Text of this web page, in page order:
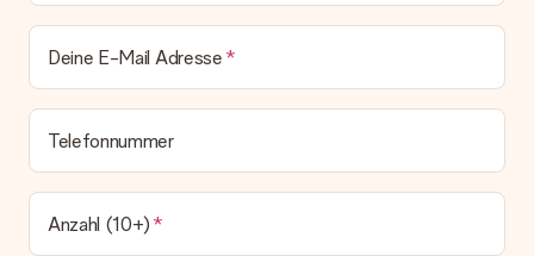
Deine E-Mail Adresse
Telefonnummer
Anzahl (10+)